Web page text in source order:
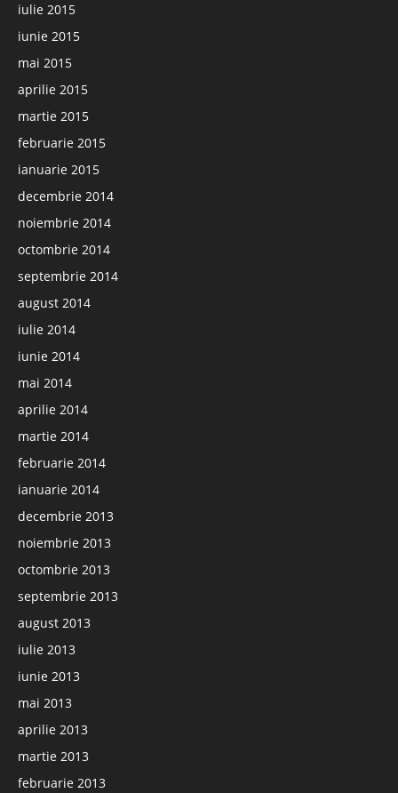
iulie 2015
iunie 2015
mai 2015
aprilie 2015
martie 2015
februarie 2015
ianuarie 2015
decembrie 2014
noiembrie 2014
octombrie 2014
septembrie 2014
august 2014
iulie 2014
iunie 2014
mai 2014
aprilie 2014
martie 2014
februarie 2014
ianuarie 2014
decembrie 2013
noiembrie 2013
octombrie 2013
septembrie 2013
august 2013
iulie 2013
iunie 2013
mai 2013
aprilie 2013
martie 2013
februarie 2013